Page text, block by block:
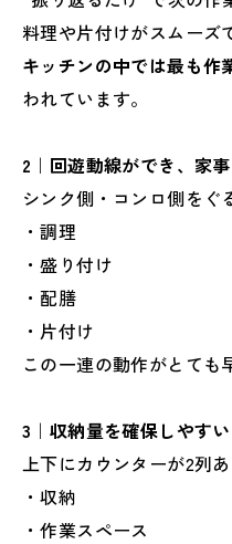
料理や片付けがスムーズ
キッチンの中では最も作
われています。
2｜回遊動線ができ、家
シンク側・コンロ側をぐ
・調理
・盛り付け
・配膳
・片付け
この一連の動作がとても
3｜収納量を確保しやすい
上下にカウンターが2列あ
・収納
・作業スペース